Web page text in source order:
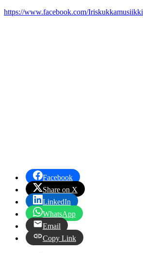
https://www.facebook.com/Iriskukkamusiikki
Facebook
Share on X
LinkedIn
WhatsApp
Email
Copy Link